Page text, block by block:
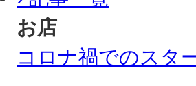
お店
コロナ禍でのスタ